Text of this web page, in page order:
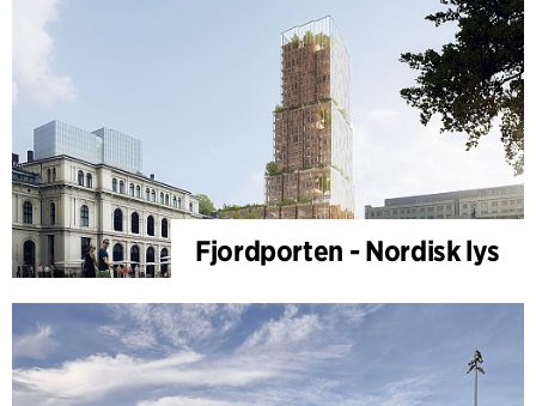
Fjordporten - Nordisk lys